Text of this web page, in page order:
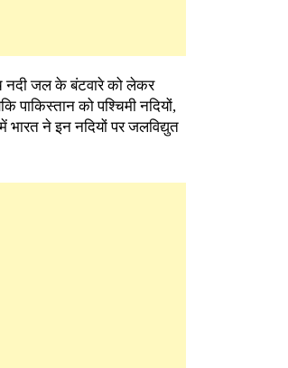
नदी जल के बंटवारे को लेकर
पाकिस्तान को पश्चिमी नदियों,
ने इन नदियों पर जलविद्युत